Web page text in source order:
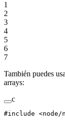
1
2
3
4
5
6
7
También puedes
arrays:
c
#include <node/